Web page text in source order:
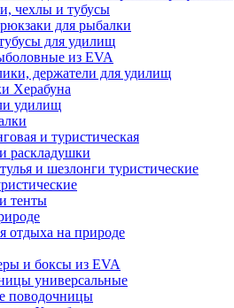
чехлы и тубусы
для рыбалки
для удилищ
из EVA
держатели для удилищ
Херабуна
удилищ
и туристическая
раскладушки
и шезлонги туристические
тенты
отдыха на природе
и боксы из EVA
универсальные
поводочницы